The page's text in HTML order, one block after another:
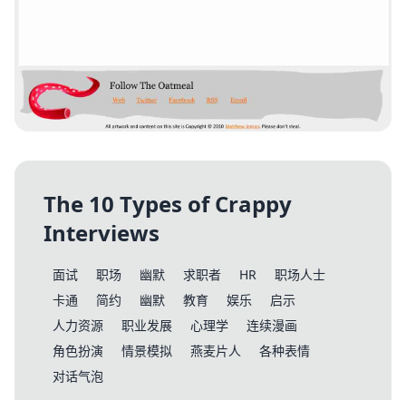
The 10 Types of Crappy
Interviews
面试 职场 幽默 求职者 HR
职场人士
卡通
简约 幽默 教育 娱乐
启示
人力资源
职业发展 心理学
连续漫画
角色扮演
情景模拟 燕麦片人
各种表情
对话气泡